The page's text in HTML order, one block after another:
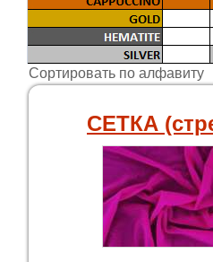
Сортировать по алфавиту
СЕТКА